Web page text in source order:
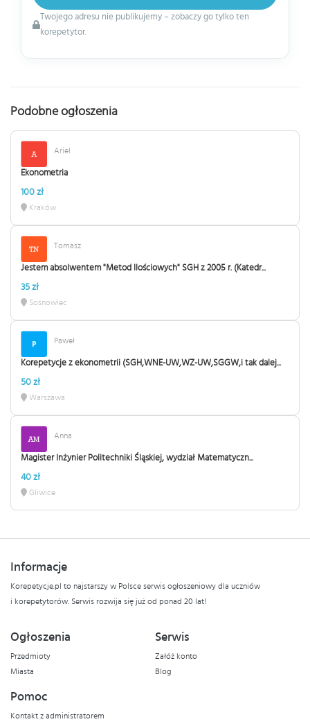
Twojego adresu nie publikujemy – zobaczy go tylko ten
korepetytor.
Podobne ogłoszenia
Ariel
Ekonometria
100 zł
Kraków
Tomasz
Jestem absolwentem "Metod Ilościowych" SGH z 2005 r. (Katedr...
35 zł
Sosnowiec
Paweł
Korepetycje z ekonometrii (SGH,WNE-UW,WZ-UW,SGGW,i tak dalej...
50 zł
Warszawa
Anna
Magister Inżynier Politechniki Śląskiej, wydział Matematyczn...
40 zł
Gliwice
Informacje
Korepetycje.pl to najstarszy w Polsce serwis ogłoszeniowy dla uczniów
i korepetytorów. Serwis rozwija się już od ponad 20 lat!
Ogłoszenia
Przedmioty
Miasta
Serwis
Załóż konto
Blog
Pomoc
Kontakt z administratorem